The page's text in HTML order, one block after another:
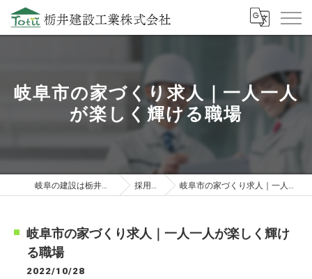
岐阜市の家づくり求人｜一人一人
が楽しく輝ける職場
岐阜の建設は栃井建設工業株式会社 採用ブログ 岐阜市の家づくり求人｜一人一人が楽しく輝ける職場
岐阜市の家づくり求人｜一人一人が楽しく輝け
る職場
2022/10/28